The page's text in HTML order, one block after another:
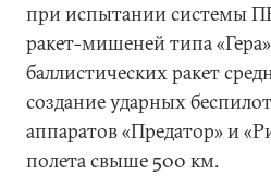
при испытании системы
ракет-мишеней типа
баллистических ракет
создание ударных
аппаратов «Предатор» и
полета свыше 500 км.